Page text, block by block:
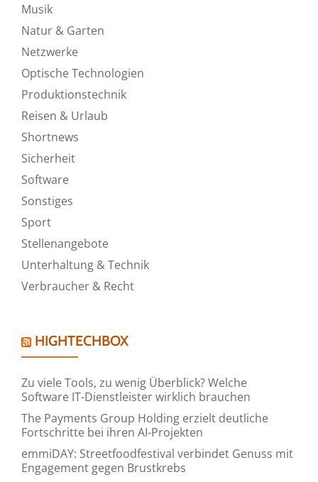
Musik
Natur & Garten
Netzwerke
Optische Technologien
Produktionstechnik
Reisen & Urlaub
Shortnews
Sicherheit
Software
Sonstiges
Sport
Stellenangebote
Unterhaltung & Technik
Verbraucher & Recht
HIGHTECHBOX
Zu viele Tools, zu wenig Überblick? Welche
Software IT-Dienstleister wirklich brauchen
The Payments Group Holding erzielt deutliche
Fortschritte bei ihren AI-Projekten
emmiDAY: Streetfoodfestival verbindet Genuss mit
Engagement gegen Brustkrebs